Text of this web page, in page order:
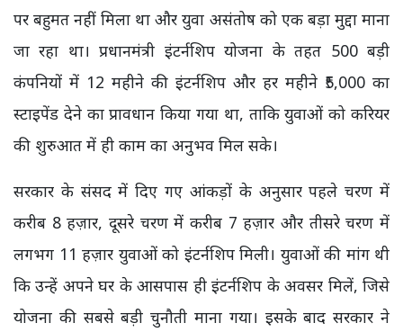
पर बहुमत नहीं मिला था और युवा असंतोष को एक बड़ा मुद्दा माना
जा रहा था। प्रधानमंत्री इंटर्नशिप योजना के तहत 500 बड़ी
कंपनियों में 12 महीने की इंटर्नशिप और हर महीने ₹5,000 का
स्टाइपेंड देने का प्रावधान किया गया था, ताकि युवाओं को करियर
की शुरुआत में ही काम का अनुभव मिल सके।
सरकार के संसद में दिए गए आंकड़ों के अनुसार पहले चरण में
करीब 8 हज़ार, दूसरे चरण में करीब 7 हज़ार और तीसरे चरण में
लगभग 11 हज़ार युवाओं को इंटर्नशिप मिली। युवाओं की मांग थी
कि उन्हें अपने घर के आसपास ही इंटर्नशिप के अवसर मिलें, जिसे
योजना की सबसे बड़ी चुनौती माना गया। इसके बाद सरकार ने